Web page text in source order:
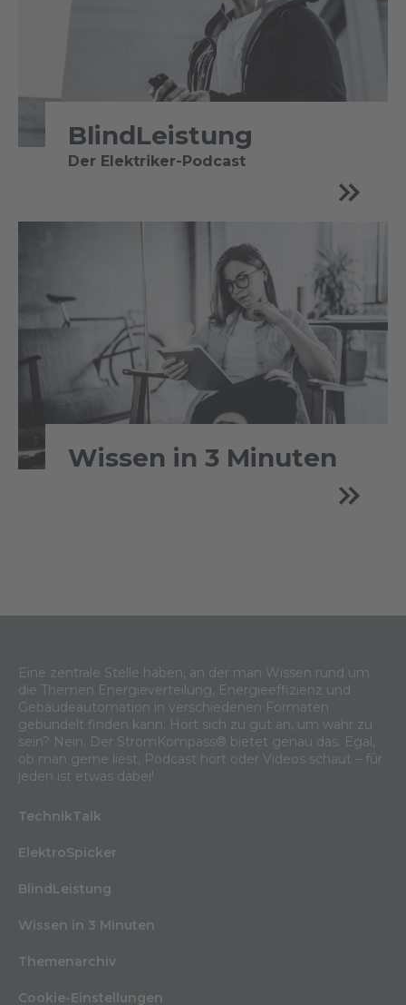
BlindLeistung
Der Elektriker-Podcast
Wissen in 3 Minuten
Eine zentrale Stelle haben, an der man Wissen rund um
die Themen Energieverteilung, Energieeffizienz und
Gebäudeautomation in verschiedenen Formaten
gebündelt finden kann. Hört sich zu gut an, um wahr zu
sein? Nein. Der StromKompass® bietet genau das. Egal,
ob man gerne liest, Podcast hört oder Videos schaut – für
jeden ist etwas dabei!
TechnikTalk
ElektroSpicker
BlindLeistung
Wissen in 3 Minuten
Themenarchiv
Cookie-Einstellungen